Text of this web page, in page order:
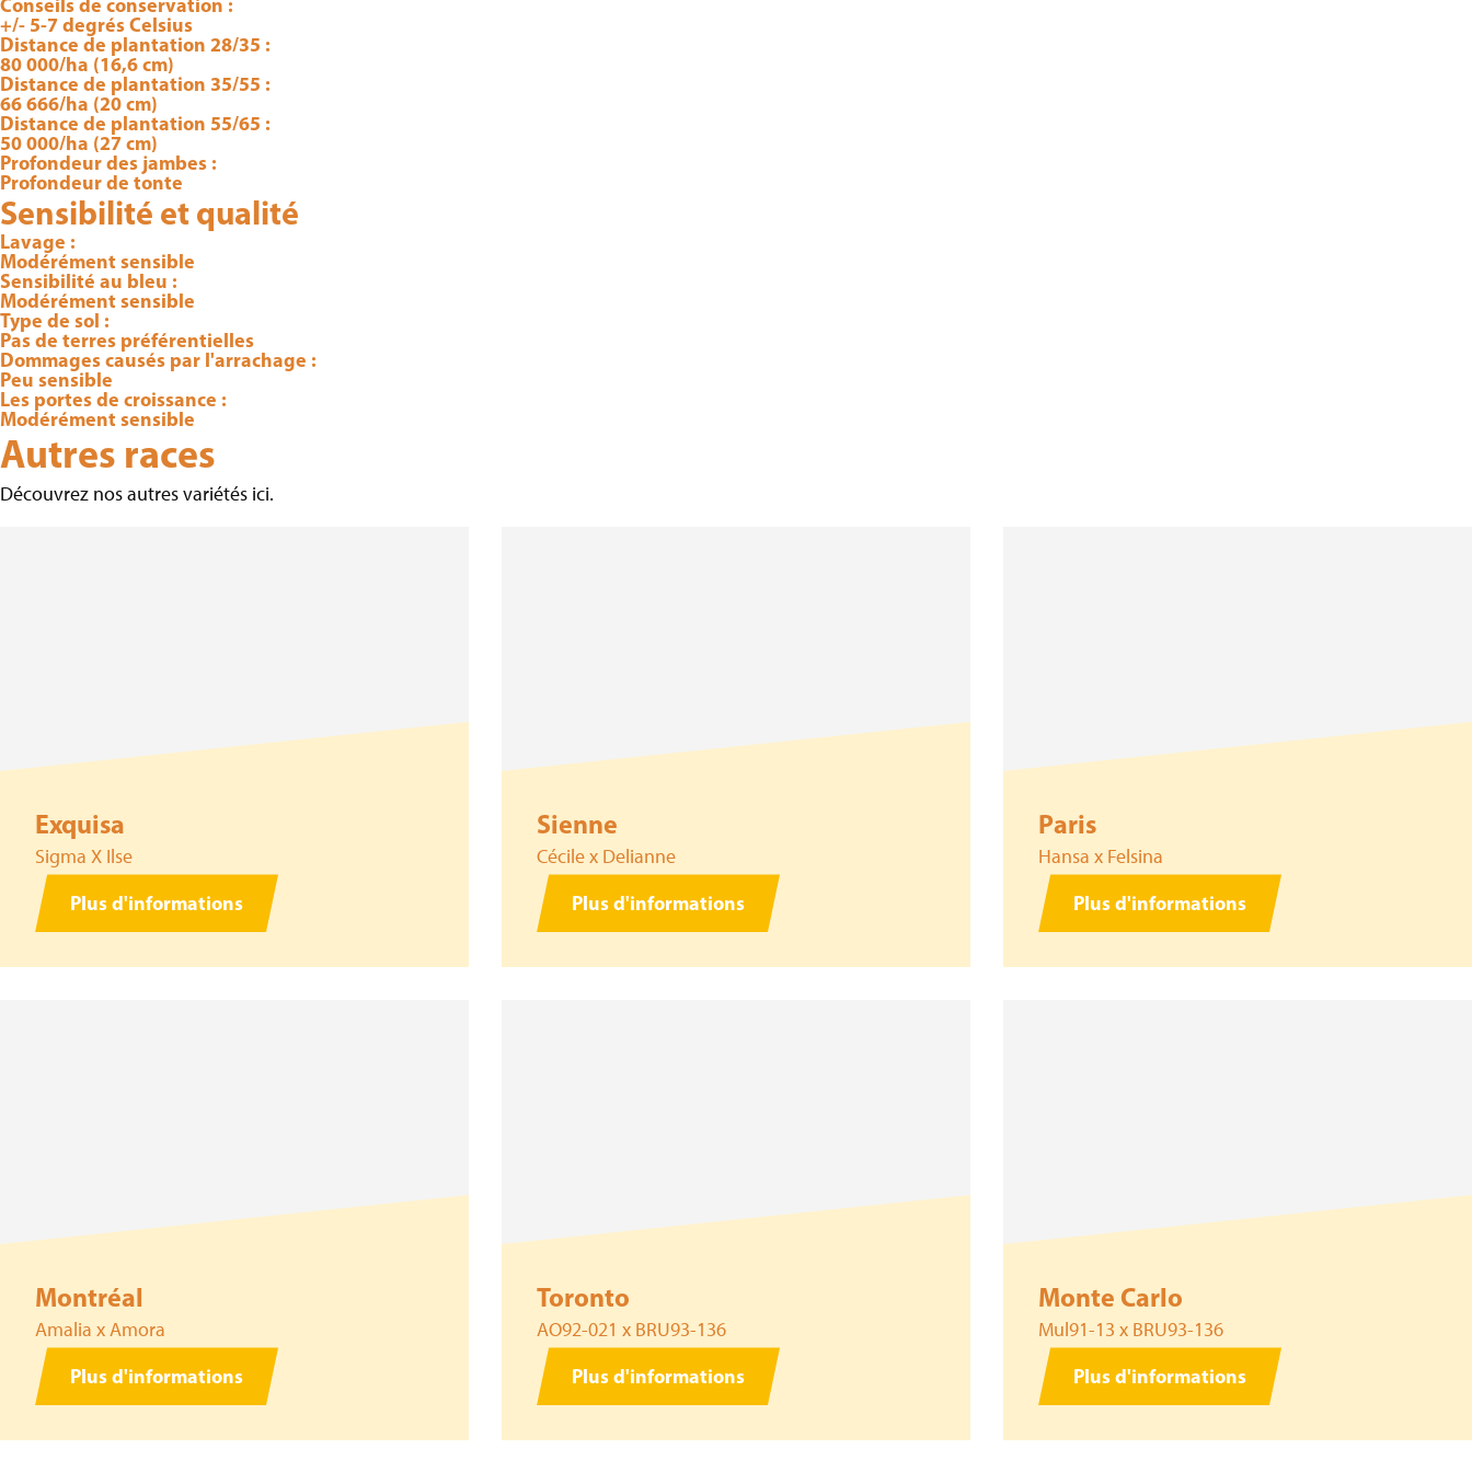
+/- 5-7 degrés Celsius
Distance de plantation 28/35 :
80 000/ha (16,6 cm)
Distance de plantation 35/55 :
66 666/ha (20 cm)
Distance de plantation 55/65 :
50 000/ha (27 cm)
Profondeur des jambes :
Profondeur de tonte
Sensibilité et qualité
Lavage :
Modérément sensible
Sensibilité au bleu :
Modérément sensible
Type de sol :
Pas de terres préférentielles
Dommages causés par l'arrachage :
Peu sensible
Les portes de croissance :
Modérément sensible
Autres races
Découvrez nos autres variétés ici.
Exquisa
Sigma X Ilse
Plus d'informations
Sienne
Cécile x Delianne
Plus d'informations
Paris
Hansa x Felsina
Plus d'informations
Montréal
Amalia x Amora
Plus d'informations
Toronto
AO92-021 x BRU93-136
Plus d'informations
Monte Carlo
Mul91-13 x BRU93-136
Plus d'informations